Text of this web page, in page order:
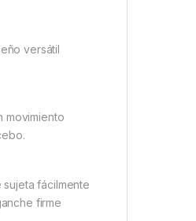
versátil
movimiento
fácilmente
firme